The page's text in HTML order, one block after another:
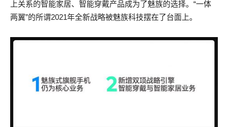
上关系的智能家居、智能穿戴产品成为了魅族的选择。“一体
两翼”的所谓2021年全新战略被魅族科技摆在了台面上。